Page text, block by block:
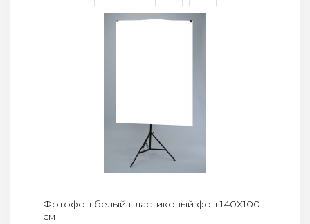
Фотофон белый пластиковый фон 140Х100
см